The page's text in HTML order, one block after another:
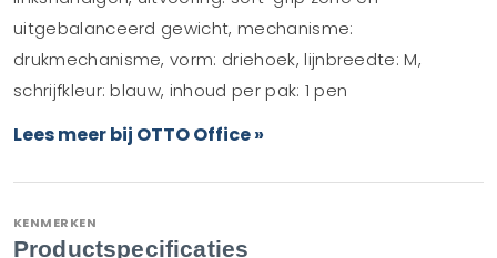
uitgebalanceerd gewicht, mechanisme:
drukmechanisme, vorm: driehoek, lijnbreedte: M,
schrijfkleur: blauw, inhoud per pak: 1 pen
Lees meer bij OTTO Office »
KENMERKEN
Productspecificaties